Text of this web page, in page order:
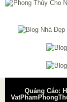
Quảng Cáo: